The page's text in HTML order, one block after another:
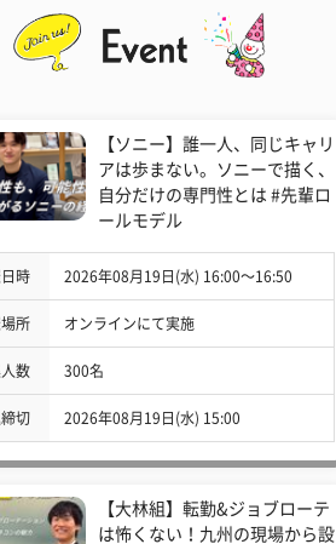
【ソニー】誰一人、同じキャリ
アは歩まない。ソニーで描く、
自分だけの専門性とは #先輩ロ
ールモデル
日時 2026年08月19日(水) 16:00〜16:50
場所 オンラインにて実施
数 300名
切 2026年08月19日(水) 15:00
【大林組】転勤&ジョブローテ
は怖くない！九州の現場から設